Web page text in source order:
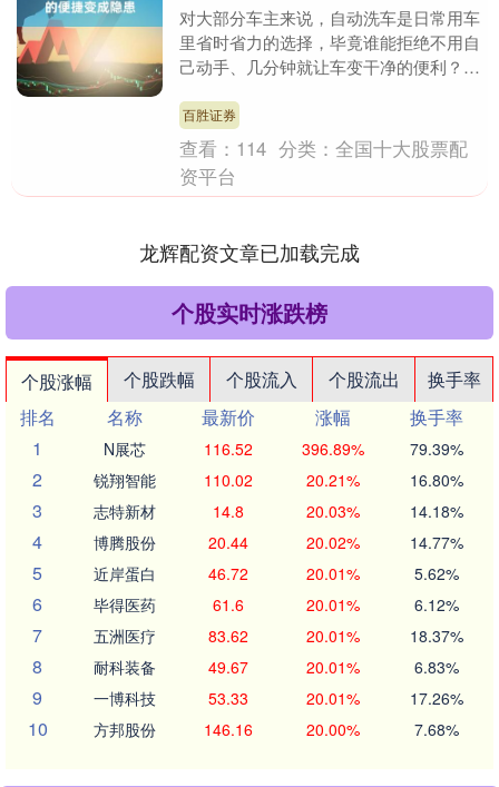
对大部分车主来说，自动洗车是日常用车
里省时省力的选择，毕竟谁能拒绝不用自
己动手、几分钟就让车变干净的便利？但
张先生的经历就给....
百胜证券
查看： 114 分类：全国十大股票配
资平台
龙辉配资文章已加载完成
个股实时涨跌榜
个股涨幅 个股跌幅 个股流入 个股流出
换手率
排名
名称 最新价 涨幅
换手率
1
N展芯 116.52 396.89% 79.39%
2 锐翔智能 110.02 20.21% 16.80%
3 志特新材 14.8 20.03% 14.18%
4 博腾股份 20.44 20.02% 14.77%
5 近岸蛋白 46.72 20.01% 5.62%
6 毕得医药 61.6 20.01% 6.12%
7 五洲医疗 83.62 20.01% 18.37%
8 耐科装备 49.67 20.01% 6.83%
9 一博科技 53.33 20.01% 17.26%
10 方邦股份 146.16 20.00% 7.68%